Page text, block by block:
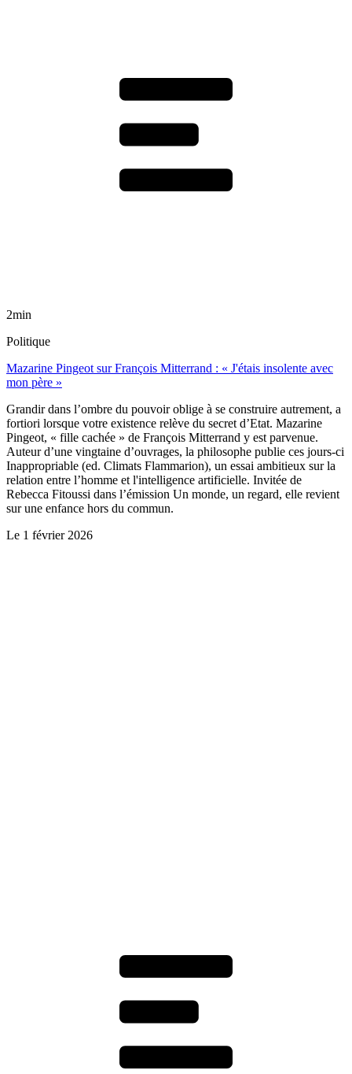
2min
Politique
Mazarine Pingeot sur François Mitterrand : « J'étais insolente avec
mon père »
Grandir dans l’ombre du pouvoir oblige à se construire autrement, a
fortiori lorsque votre existence relève du secret d’Etat. Mazarine
Pingeot, « fille cachée » de François Mitterrand y est parvenue.
Auteur d’une vingtaine d’ouvrages, la philosophe publie ces jours-ci
Inappropriable (ed. Climats Flammarion), un essai ambitieux sur la
relation entre l’homme et l'intelligence artificielle. Invitée de
Rebecca Fitoussi dans l’émission Un monde, un regard, elle revient
sur une enfance hors du commun.
Le 1 février 2026